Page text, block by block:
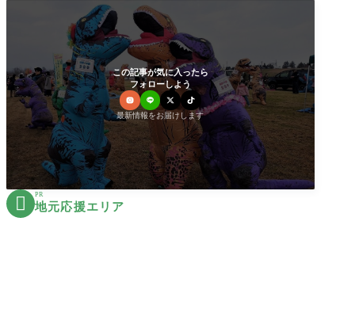
この記事が気に入ったら
フォローしよう
最新情報をお届けします
 PR
地元応援エリア